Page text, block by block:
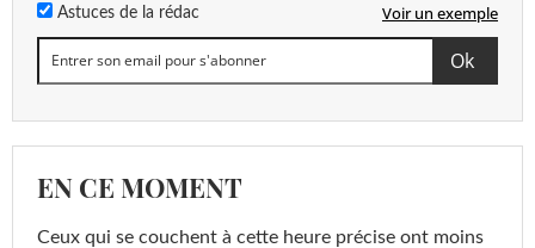
Astuces de la rédac Voir un exemple
EN CE MOMENT
Ceux qui se couchent à cette heure précise ont moins